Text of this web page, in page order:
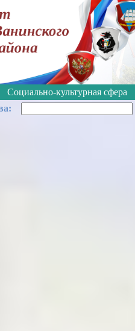
Социально-культурная сфера